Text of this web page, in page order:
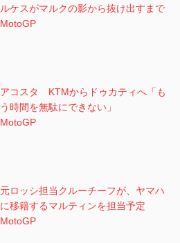
ルケスがマルクの影から抜け出すまで
MotoGP
アコスタ KTMからドゥカティへ「も
う時間を無駄にできない」
MotoGP
元ロッシ担当クルーチーフが、ヤマハ
に移籍するマルティンを担当予定
MotoGP